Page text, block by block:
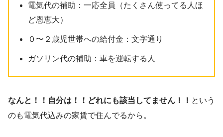
電気代の補助：一応全員（たくさん使ってる人ほ
ど恩恵大）
０〜２歳児世帯への給付金：文字通り
ガソリン代の補助：車を運転する人
なんと！！自分は！！どれにも該当してません！！ という
のも電気代込みの家賃で住んでるから。